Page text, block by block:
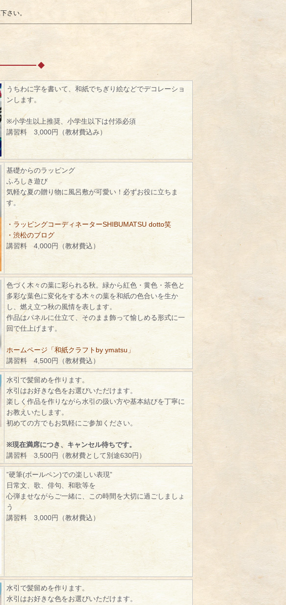
さい。
うちわに字を書いて、和紙でちぎり絵などでデコレーショ
ンします。
※小学生以上推奨、小学生以下は付添必須
講習料 3,000円（教材費込み）
基礎からのラッピング
ふろしき遊び
気軽な夏の贈り物に風呂敷が可愛い！必ずお役に立ちま
す。
・ラッピングコーディネーターSHIBUMATSU dotto笑
・渋松のブログ
講習料 4,000円（教材費込）
色づく木々の葉に彩られる秋。緑から紅色・黄色・茶色と
多彩な葉色に変化をする木々の葉を和紙の色合いを生か
し、燃え立つ秋の風情を表します。
作品はパネルに仕立て、そのまま飾って愉しめる形式に一
回で仕上げます。
ホームページ「和紙クラフトby ymatsu」
講習料 4,500円（教材費込）
水引で髪留めを作ります。
水引はお好きな色をお選びいただけます。
楽しく作品を作りながら水引の扱い方や基本結びを丁寧に
お教えいたします。
初めての方でもお気軽にご参加ください。
※現在満席につき、キャンセル待ちです。
講習料 3,500円（教材費として別途630円）
”硬筆(ボールペン)での楽しい表現”
日常文、歌、俳句、和歌等を
心弾ませながらご一緒に、この時間を大切に過ごしましょ
う
講習料 3,000円（教材費込）
水引で髪留めを作ります。
水引はお好きな色をお選びいただけます。